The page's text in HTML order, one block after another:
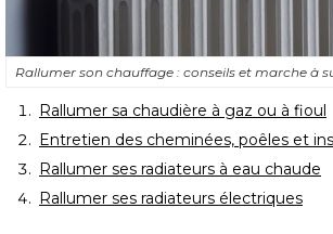
Rallumer son chauffage : conseils et marche à
Rallumer sa chaudière à gaz ou à fioul
Entretien des cheminées, poêles et
Rallumer ses radiateurs à eau chaude
Rallumer ses radiateurs électriques